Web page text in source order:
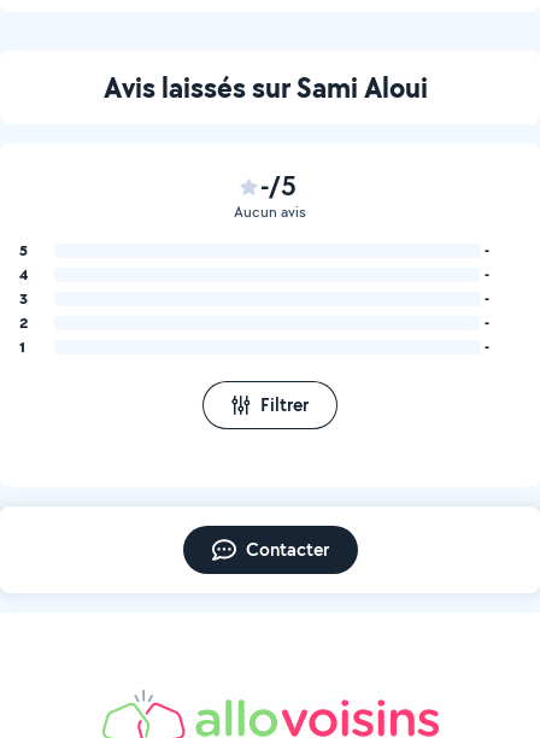
Avis laissés sur Sami Aloui
-/5
Aucun avis
5
-
4
-
3
-
2
-
1
-
Filtrer
Contacter